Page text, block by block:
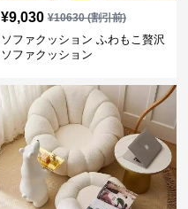
¥9,030 ¥10630(割引前)
ソファクッション ふわもこ贅沢
ソファクッション